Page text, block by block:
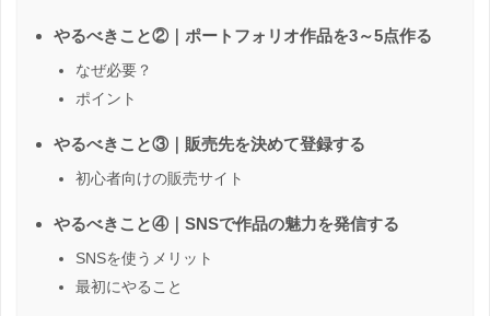
やるべきこと②｜ポートフォリオ作品を3～5点作る
なぜ必要？
ポイント
やるべきこと③｜販売先を決めて登録する
初心者向けの販売サイト
やるべきこと④｜SNSで作品の魅力を発信する
SNSを使うメリット
最初にやること